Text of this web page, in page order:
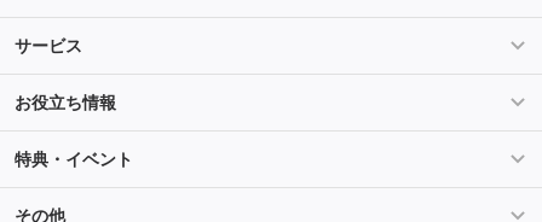
条件を指定して案件を探す
Salesforce案件特集 AWS案件特集
サービス
サービス紹介
ご登録から参画までの流れ フリーランスの声
お役立ち情報
ライフ
キャリア スキル・テクノロジー
特典・イベント
セミナー
その他